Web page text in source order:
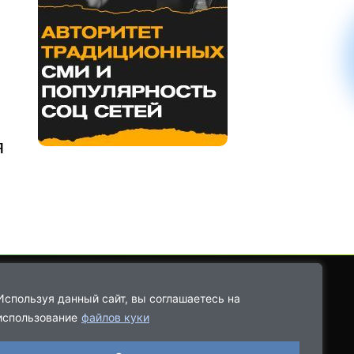
данный сайт, вы соглашаетесь на
файлов куки
9021-68-08-43